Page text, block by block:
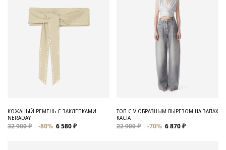
КОЖАНЫЙ РЕМЕНЬ С ЗАКЛЕПКАМИ
NERADAY
32 900 ₽ -80% 6 580 ₽
ТОП С V-ОБРАЗНЫМ ВЫРЕЗОМ НА ЗАПАХ
KACIA
22 900 ₽ -70% 6 870 ₽